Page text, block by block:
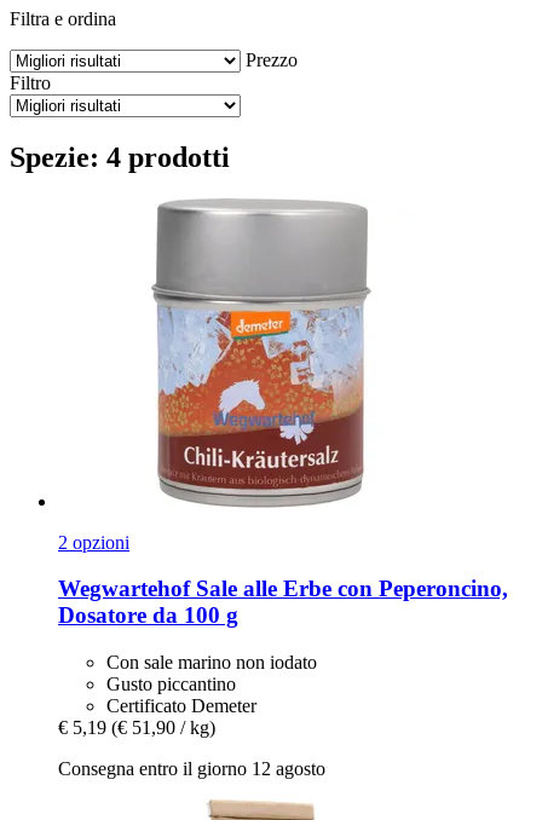
Filtra e ordina
Prezzo
Filtro
Spezie: 4 prodotti
2 opzioni
WegwartehofSale alle Erbe con Peperoncino,
Dosatore da 100 g
Con sale marino non iodato
Gusto piccantino
Certificato Demeter
€ 5,19 (€ 51,90 / kg)
Consegna entro il giorno 12 agosto